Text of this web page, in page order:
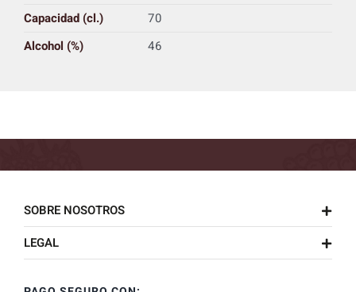
Capacidad (cl.)
70
Alcohol (%)
46
SOBRE NOSOTROS
LEGAL